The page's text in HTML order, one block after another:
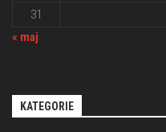
31
« maj
KATEGORIE